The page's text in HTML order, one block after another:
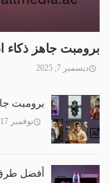
برومبت جاهز ذكاء
ديسمبر 7, 2025
برومبت
نوفمبر 17, 2025
أفضل طرق